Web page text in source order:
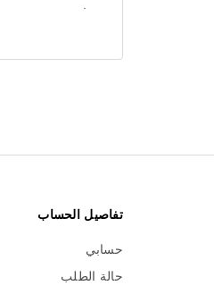
.
تفاصيل الحساب
حسابي
حالة الطلب